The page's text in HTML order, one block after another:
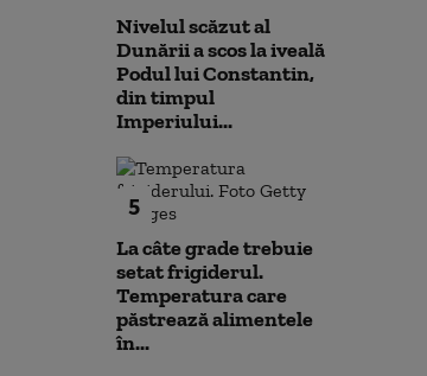
Nivelul scăzut al
Dunării a scos la iveală
Podul lui Constantin,
din timpul
Imperiului...
5
La câte grade trebuie
setat frigiderul.
Temperatura care
păstrează alimentele
în...